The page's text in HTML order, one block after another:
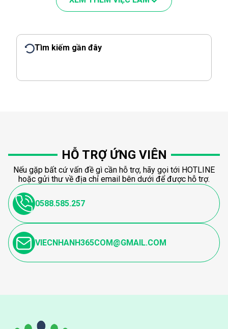
Tìm kiếm gần đây
HỖ TRỢ ỨNG VIÊN
Nếu gặp bất cứ vấn đề gì cần hỗ trợ, hãy gọi tới HOTLINE
hoặc gửi thư về địa chỉ email bên dưới để được hỗ trợ.
0588.585.257
VIECNHANH365COM@GMAIL.COM